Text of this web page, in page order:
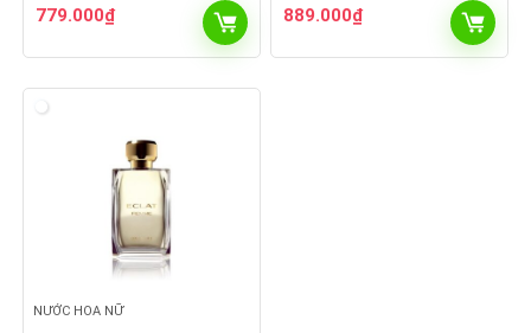
779.000₫ 889.000₫
NƯỚC HOA NỮ